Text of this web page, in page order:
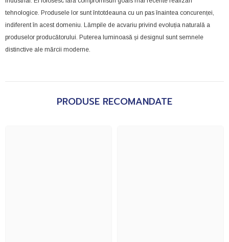
tehnologice. Produsele lor sunt întotdeauna cu un pas înaintea concurenței,
indiferent în acest domeniu. Lămpile de acvariu privind evoluția naturală a
produselor producătorului. Puterea luminoasă și designul sunt semnele
distinctive ale mărcii moderne.
PRODUSE RECOMANDATE